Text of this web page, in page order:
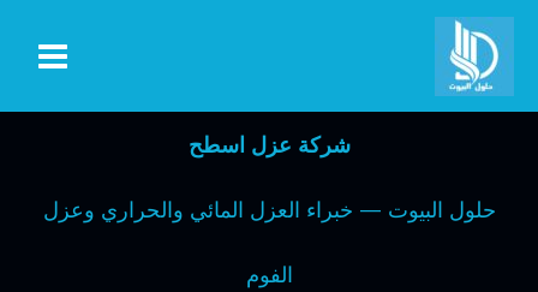
تخطي
المحتوى
شركة عزل اسطح
حلول البيوت — خبراء العزل المائي والحراري وعزل
الفوم